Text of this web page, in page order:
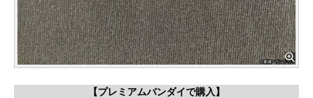
【プレミアムバンダイで購入】